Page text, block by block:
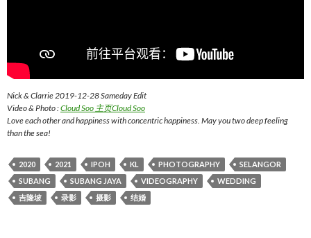
Nick & Clarrie 2019-12-28 Sameday Edit
Video & Photo :Cloud Soo 主页Cloud Soo
Love each other and happiness with concentric happiness. May you two deep feeling
than the sea!
2020 2021 IPOH KL PHOTOGRAPHY
SELANGOR
SUBANG
SUBANG JAYA VIDEOGRAPHY
WEDDING
吉隆坡
录影 摄影 结婚